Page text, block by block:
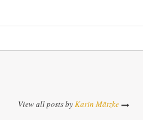
View all posts byKarin Mätzke